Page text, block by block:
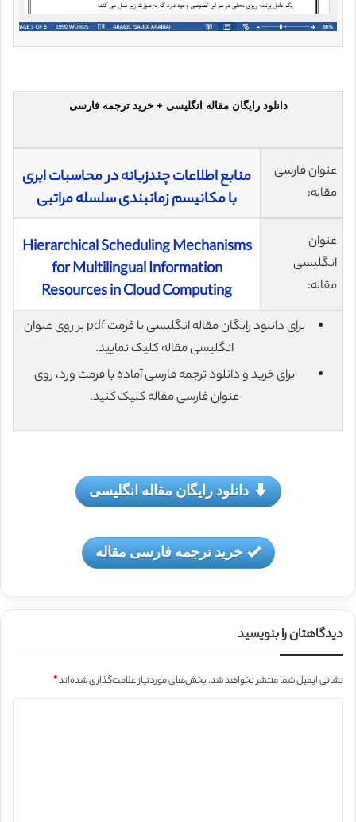
دانلود رایگان مقاله انگلیسی + خرید ترجمه فارسی
عنوان فارسی
مقاله:
منابع اطلاعات چندزبانه در محاسبات ابری
با مکانیسم زمانبندی سلسله مراتبی
عنوان
انگلیسی
مقاله:
Hierarchical Scheduling Mechanisms
for Multilingual Information
Resources in Cloud Computing
برای دانلود رایگان مقاله انگلیسی با فرمت pdf بر روی عنوان
انگلیسی مقاله کلیک نمایید.
برای خرید و دانلود ترجمه فارسی آماده با فرمت ورد، روی
عنوان فارسی مقاله کلیک کنید.
دانلود رایگان مقاله انگلیسی
خرید ترجمه فارسی مقاله
دیدگاهتان را بنویسید
نشانی ایمیل شما منتشر نخواهد شد.بخش‌های موردنیاز علامت‌گذاری شده‌اند*